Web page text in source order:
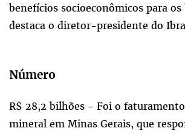
benefícios socioeconômicos para
destaca o diretor-presidente do
Número
R$ 28,2 bilhões - Foi o
mineral em Minas Gerais, que